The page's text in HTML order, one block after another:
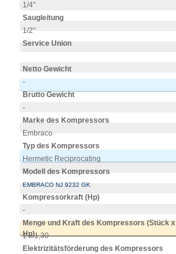
1/4"
Saugleitung
1/2"
Service Union
Netto Gewicht
-
Brutto Gewicht
-
Marke des Kompressors
Embraco
Typ des Kompressors
Hermetic Reciprocating
Modell des Kompressors
EMBRACO NJ 9232 GK
Kompressorkraft (Hp)
-
Menge und Kraft des Kompressors (Stück x
Hp)
1 x 1,30
Elektrizitätsförderung des Kompressors